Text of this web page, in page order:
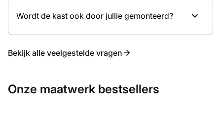
Wordt de kast ook door jullie gemonteerd?
Bekijk alle veelgestelde vragen
Onze maatwerk bestsellers